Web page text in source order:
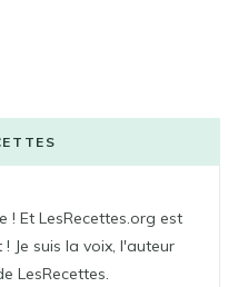
! Et LesRecettes.org est
Je suis la voix, l'auteur
LesRecettes.